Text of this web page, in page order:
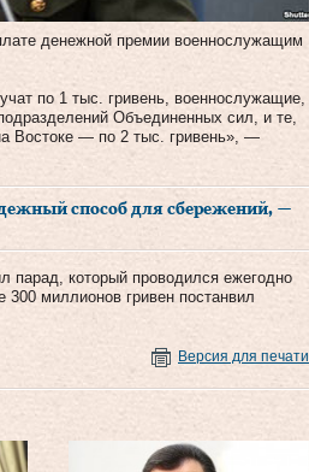
денежной премии военнослужащим
по 1 тыс. гривень, военнослужащие,
Объединенных сил, и те,
Востоке — по 2 тыс. гривень», —
способ для сбережений, —
парад, который проводился ежегодно
миллионов гривен постанвил
Версия для печати